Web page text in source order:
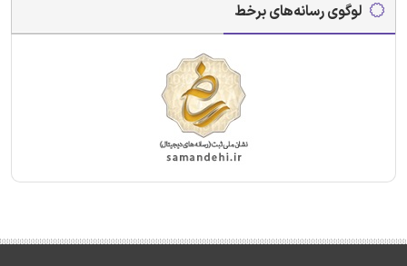
لوگوی رسانه‌های برخط